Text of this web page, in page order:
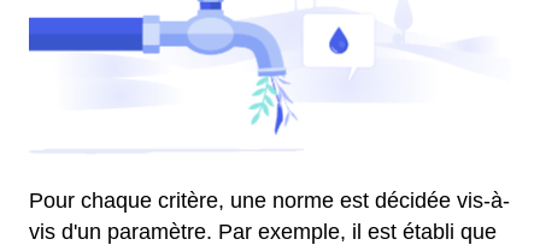
Pour chaque critère, une norme est décidée vis-à-
vis d'un paramètre. Par exemple, il est établi que